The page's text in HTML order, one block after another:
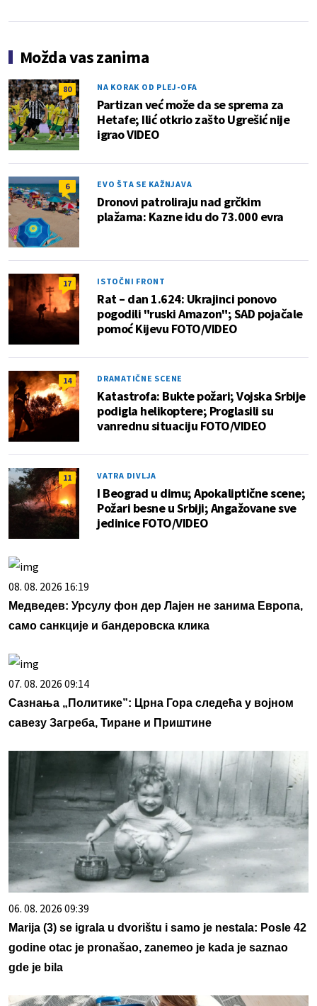
Možda vas zanima
80 NA KORAK OD PLEJ-OFA
Partizan već može da se sprema za
Hetafe; Ilić otkrio zašto Ugrešić nije
igrao VIDEO
6 EVO ŠTA SE KAŽNJAVA
Dronovi patroliraju nad grčkim
plažama: Kazne idu do 73.000 evra
17 ISTOČNI FRONT
Rat – dan 1.624: Ukrajinci ponovo
pogodili "ruski Amazon"; SAD pojačale
pomoć Kijevu FOTO/VIDEO
14 DRAMATIČNE SCENE
Katastrofa: Bukte požari; Vojska Srbije
podigla helikoptere; Proglasili su
vanrednu situaciju FOTO/VIDEO
11 VATRA DIVLJA
I Beograd u dimu; Apokaliptične scene;
Požari besne u Srbiji; Angažovane sve
jedinice FOTO/VIDEO
08. 08. 2026 16:19
Медведев: Урсулу фон дер Лајен не занима Европа,
само санкције и бандеровска клика
07. 08. 2026 09:14
Сазнања „Политике”: Црна Гора следећа у војном
савезу Загреба, Тиране и Приштине
06. 08. 2026 09:39
Marija (3) se igrala u dvorištu i samo je nestala: Posle 42
godine otac je pronašao, zanemeo je kada je saznao
gde je bila